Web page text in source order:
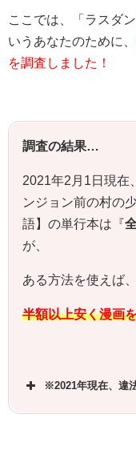
ここでは、「ラスダ
いうあなたのために、
を調査しました！
調査の結果…
2021年2月1日現在
ンジョン前の村の
語】の単行本は『
が、
ある方法を使えば、
半額以上安く漫画
※2021年現在、違